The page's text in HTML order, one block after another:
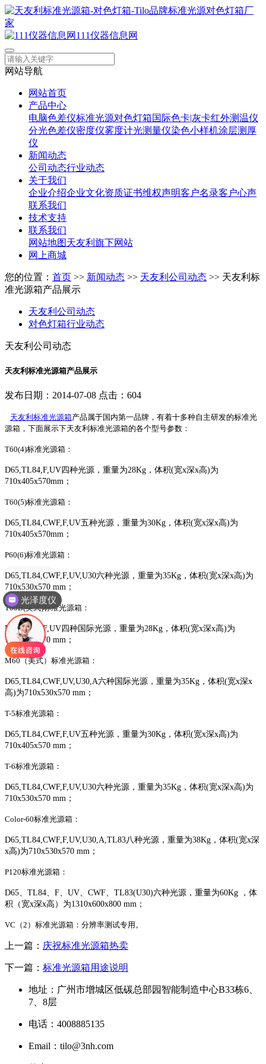
111仪器信息网
网站导航
网站首页
产品中心
电脑色差仪标准光源对色灯箱国际色卡|灰卡红外测温仪
分光色差仪密度仪雾度计光测量仪染色小样机涂层测厚
仪
新闻动态
公司动态行业动态
关于我们
企业介绍企业文化资质证书维权声明客户名录客户心声
联系我们
技术支持
联系我们
网站地图天友利旗下网站
网上商城
您的位置： 首页 >> 新闻动态 >> 天友利公司动态 >> 天友利标
准光源箱产品展示
天友利公司动态
对色灯箱行业动态
天友利公司动态
天友利标准光源箱产品展示
发布日期：2014-07-08 点击：604
天友利标准光源箱产品属于国内第一品牌，有着十多种自主研发的标准光
源箱，下面展示下天友利标准光源箱的各个型号参数：
T60(4)标准光源箱：
D65,TL84,F,UV四种光源 ， 重量为28Kg ， 体积(宽x深x高)为
710x405x570mm；
T60(5)标准光源箱：
D65,TL84,CWF,F,UV五种光源， 重量为30Kg， 体积(宽x深x高)为
710x405x570mm；
P60(6)标准光源箱：
D65,TL84,CWF,F,UV,U30六种光源， 重量为35Kg， 体积(宽x深x高)为
710x530x570 mm；
T60B(英式)标准光源箱：
D65,TL84,F,UV四种国际光源， 重量为28Kg， 体积(宽x深x高)为
710x420x570 mm；
M60（美式）标准光源箱：
D65,TL84,CWF,UV,U30,A六种国际光源， 重量为35Kg， 体积(宽x深x
高)为710x530x570 mm；
T-5标准光源箱：
D65,TL84,CWF,F,UV五种光源， 重量为30Kg， 体积(宽x深x高)为
710x405x570 mm；
T-6标准光源箱：
D65,TL84,CWF,F,UV,U30六种光源， 重量为35Kg， 体积(宽x深x高)为
710x530x570 mm；
Color-60标准光源箱：
D65,TL84,CWF,F,UV,U30,A,TL83八种光源， 重量为38Kg， 体积(宽x深
x高)为710x530x570 mm；
P120标准光源箱：
D65、 TL84、 F、 UV、 CWF、 TL83(U30)六种光源， 重量为60Kg ， 体
积（宽x深x高）为1310x600x800 mm；
VC（2）标准光源箱：分辨率测试专用。
上一篇： 庆祝标准光源箱热卖
下一篇： 标准光源箱用途说明
地址：广州市增城区低碳总部园智能制造中心B33栋6、
7、8层
电话：4008885135
Email：tilo@3nh.com
色差仪
光泽度仪